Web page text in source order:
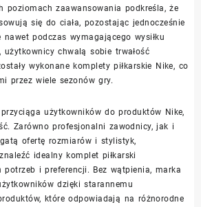
poziomach zaawansowania podkreśla, że
się do ciała, pozostając jednocześnie
podczas wymagającego wysiłku
użytkownicy chwalą sobie trwałość
wykonane komplety piłkarskie Nike, co
przez wiele sezonów gry.
użytkowników do produktów Nike,
Zarówno profesjonalni zawodnicy, jak i
ofertę rozmiarów i stylistyk,
idealny komplet piłkarski
potrzeb i preferencji. Bez wątpienia, marka
dzięki starannemu
które odpowiadają na różnorodne